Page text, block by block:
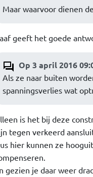
Maar waarvoor dienen
geeft het goede
Op 3 april 2016
Als ze naar buiten
spanningsverlies wat
is het bij deze
tegen verkeerd
hier kunnen ze
gezien je daar weer